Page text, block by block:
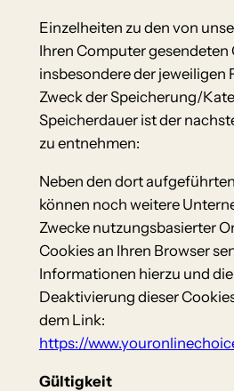
Einzelheiten zu den von
Ihren Computer gesendeten
insbesondere der jeweiligen
Zweck der Speicherung/
Speicherdauer ist der
zu entnehmen:
Neben den dort
können noch weitere
Zwecke nutzungsbasierter
Cookies an Ihren Browser
Informationen hierzu und
Deaktivierung dieser
dem Link:
https://
Gültigkeit